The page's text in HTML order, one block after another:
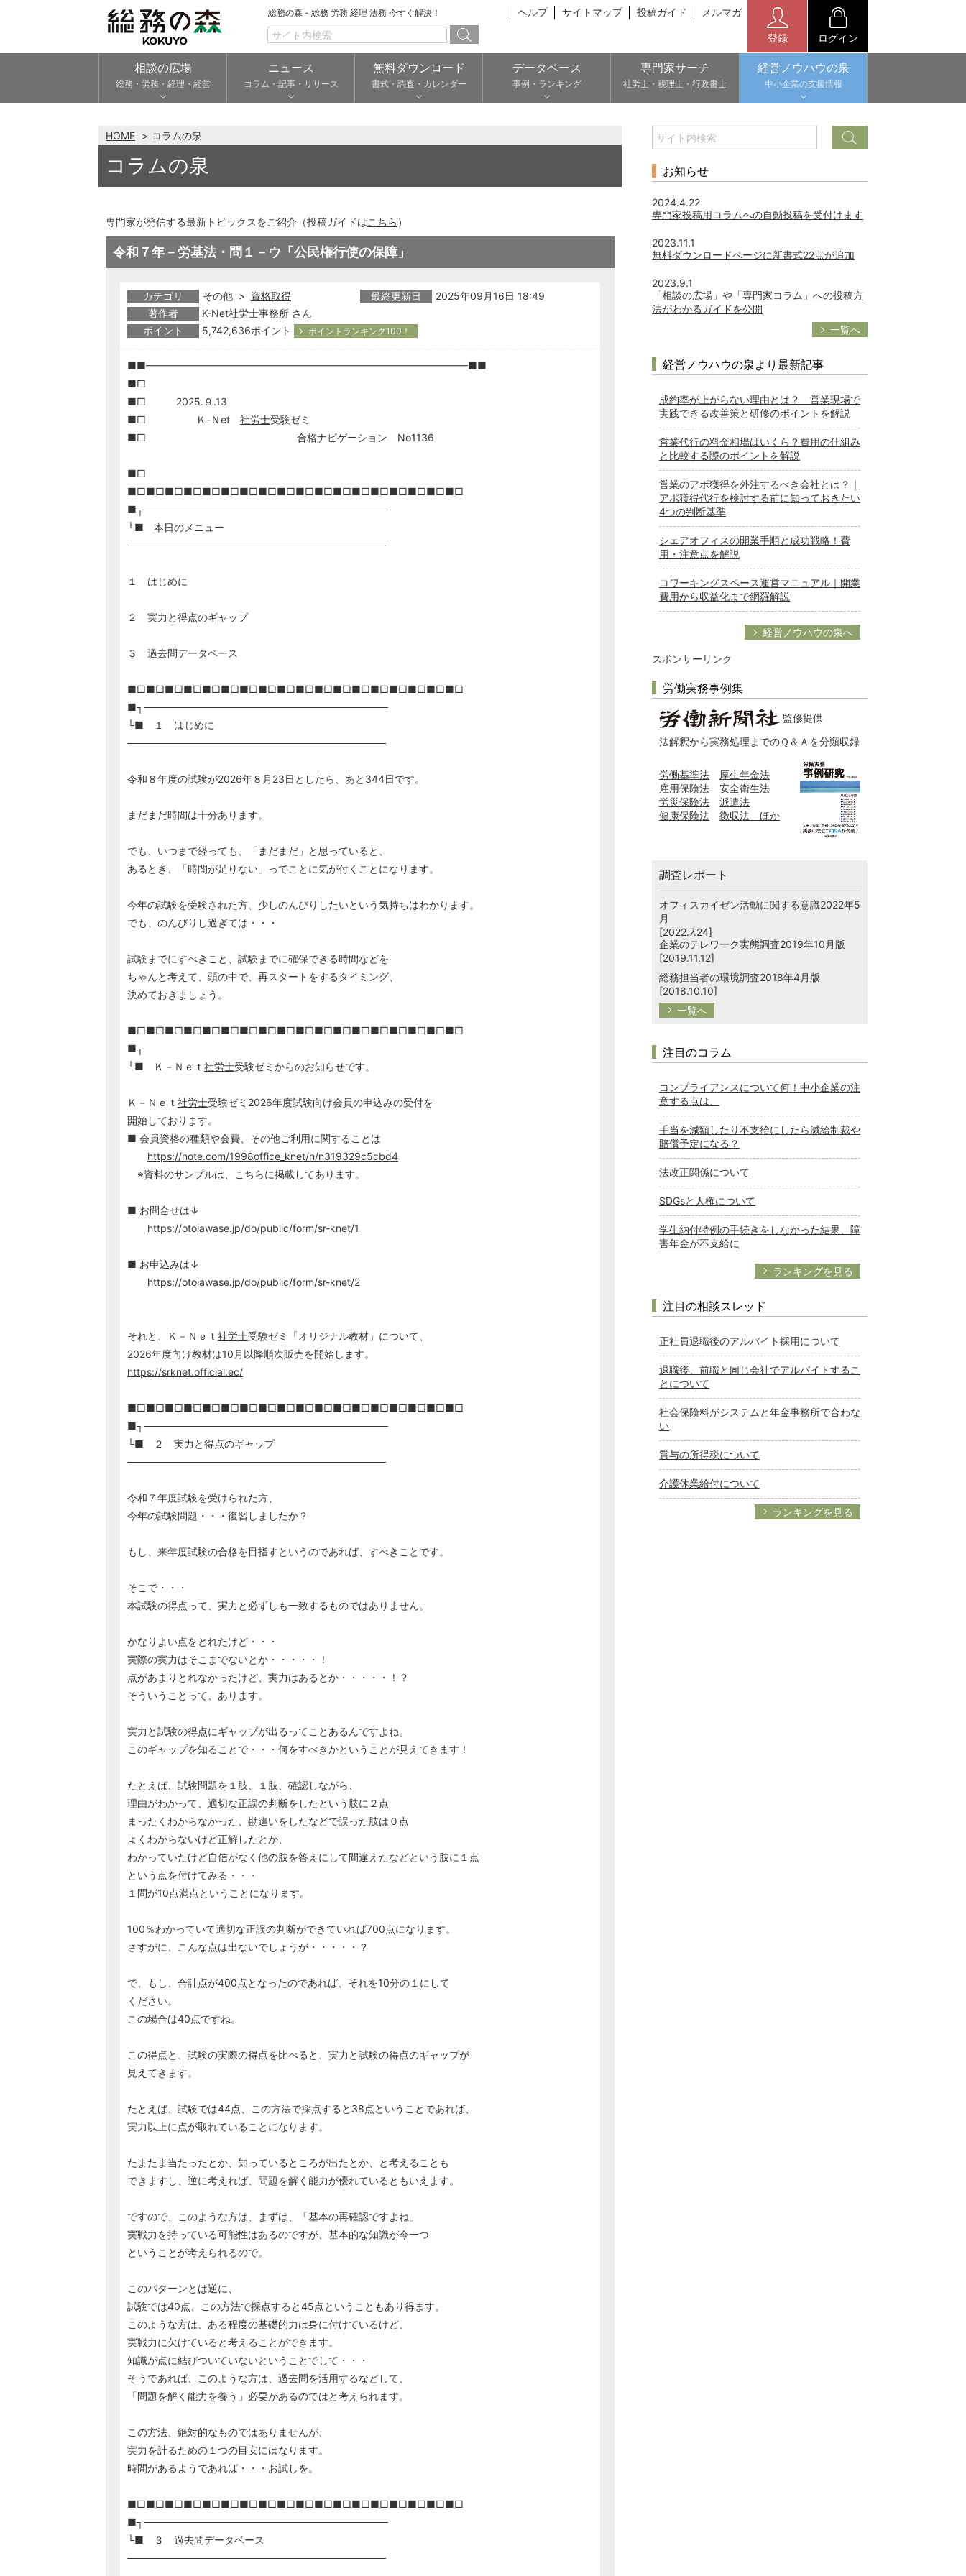
総務の森 - 総務 労務 経理 法務 今すぐ解決！ ヘルプ サイトマップ 投稿ガイド メルマガ
登録 ログイン
相談の広場
総務・労務・経理・経営
ニュース
コラム・記事・リリース
無料ダウンロード
書式・調査・カレンダー
データベース
事例・ランキング
専門家サーチ
社労士・税理士・行政書士
経営ノウハウの泉
中小企業の支援情報
HOME コラムの泉
コラムの泉
専門家が発信する最新トピックスをご紹介（投稿ガイドはこちら ）
令和７年－労基法・問１－ウ「公民権行使の保障」
カテゴリ その他 > 資格取得 最終更新日
2025年09月16日 18:49
著作者
K-Net社労士事務所 さん
ポイント
5,742,636ポイント ポイントランキング100！
■■━━━━━━━━━━━━━━━━━━━━━━━━━━━━━━━━■■
■□
■□ 2025.９.13
■□ Ｋ-Ｎet 社労士受験ゼミ
■□ 合格ナビゲーション No1136
■□
■□■□■□■□■□■□■□■□■□■□■□■□■□■□■□■□■□■□
■┐──────────────────────────────────
└■ 本日のメニュー
────────────────────────────────────
１ はじめに
２ 実力と得点のギャップ
３ 過去問データベース
■□■□■□■□■□■□■□■□■□■□■□■□■□■□■□■□■□■□
■┐──────────────────────────────────
└■ １ はじめに
────────────────────────────────────
令和８年度の試験が2026年８月23日としたら、あと344日です。
まだまだ時間は十分あります。
でも、いつまで経っても、「まだまだ」と思っていると、
あるとき、「時間が足りない」ってことに気が付くことになります。
今年の試験を受験された方、少しのんびりしたいという気持ちはわかります。
でも、のんびりし過ぎては・・・
試験までにすべきこと、試験までに確保できる時間などを
ちゃんと考えて、頭の中で、再スタートをするタイミング、
決めておきましょう。
■□■□■□■□■□■□■□■□■□■□■□■□■□■□■□■□■□■□
■┐
└■ Ｋ－Ｎｅｔ 社労士受験ゼミからのお知らせです。
Ｋ－Ｎｅｔ 社労士受験ゼミ2026年度試験向け会員の申込みの受付を
開始しております。
■ 会員資格の種類や会費、その他ご利用に関することは
https://note.com/1998office_knet/n/n319329c5cbd4
※資料のサンプルは、こちらに掲載してあります。
■ お問合せは↓
https://otoiawase.jp/do/public/form/sr-knet/1
■ お申込みは↓
https://otoiawase.jp/do/public/form/sr-knet/2
それと、Ｋ－Ｎｅｔ 社労士受験ゼミ「オリジナル教材」について、
2026年度向け教材は10月以降順次販売を開始します。
https://srknet.official.ec/
■□■□■□■□■□■□■□■□■□■□■□■□■□■□■□■□■□■□
■┐──────────────────────────────────
└■ ２ 実力と得点のギャップ
────────────────────────────────────
令和７年度試験を受けられた方、
今年の試験問題・・・復習しましたか？
もし、来年度試験の合格を目指すというのであれば、すべきことです。
そこで・・・
本試験の得点って、実力と必ずしも一致するものではありません。
かなりよい点をとれたけど・・・
実際の実力はそこまでないとか・・・・・！
点があまりとれなかったけど、実力はあるとか・・・・・！？
そういうことって、あります。
実力と試験の得点にギャップが出るってことあるんですよね。
このギャップを知ることで・・・何をすべきかということが見えてきます！
たとえば、試験問題を１肢、１肢、確認しながら、
理由がわかって、適切な正誤の判断をしたという肢に２点
まったくわからなかった、勘違いをしたなどで誤った肢は０点
よくわからないけど正解したとか、
わかっていたけど自信がなく他の肢を答えにして間違えたなどという肢に１点
という点を付けてみる・・・
１問が10点満点ということになります。
100％わかっていて適切な正誤の判断ができていれば700点になります。
さすがに、こんな点は出ないでしょうが・・・・・？
で、もし、合計点が400点となったのであれば、それを10分の１にして
ください。
この場合は40点ですね。
この得点と、試験の実際の得点を比べると、実力と試験の得点のギャップが
見えてきます。
たとえば、試験では44点、この方法で採点すると38点ということであれば、
実力以上に点が取れていることになります。
たまたま当たったとか、知っているところが出たとか、と考えることも
できますし、逆に考えれば、問題を解く能力が優れているともいえます。
ですので、このような方は、まずは、「基本の再確認ですよね」
実戦力を持っている可能性はあるのですが、基本的な知識が今一つ
ということが考えられるので。
このパターンとは逆に、
試験では40点、この方法で採点すると45点ということもあり得ます。
このような方は、ある程度の基礎的力は身に付けているけど、
実戦力に欠けていると考えることができます。
知識が点に結びついていないということでして・・・
そうであれば、このような方は、過去問を活用するなどして、
「問題を解く能力を養う」必要があるのではと考えられます。
この方法、絶対的なものではありませんが、
実力を計るための１つの目安にはなります。
時間があるようであれば・・・お試しを。
■□■□■□■□■□■□■□■□■□■□■□■□■□■□■□■□■□■□
■┐──────────────────────────────────
└■ ３ 過去問データベース
────────────────────────────────────
お知らせ
2024.4.22
専門家投稿用コラムへの自動投稿を受付けます
2023.11.1
無料ダウンロードページに新書式22点が追加
2023.9.1
「相談の広場」や「専門家コラム」への投稿方
法がわかるガイドを公開
一覧へ
経営ノウハウの泉より最新記事
成約率が上がらない理由とは？ 営業現場で
実践できる改善策と研修のポイントを解説
営業代行の料金相場はいくら？費用の仕組み
と比較する際のポイントを解説
営業のアポ獲得を外注するべき会社とは？｜
アポ獲得代行を検討する前に知っておきたい
4つの判断基準
シェアオフィスの開業手順と成功戦略！費
用・注意点を解説
コワーキングスペース運営マニュアル｜開業
費用から収益化まで網羅解説
経営ノウハウの泉へ
スポンサーリンク
労働実務事例集
監修提供
法解釈から実務処理までのＱ＆Ａを分類収録
労働基準法
厚生年金法
雇用保険法
安全衛生法
労災保険法
派遣法
健康保険法
徴収法 ほか
調査レポート
オフィスカイゼン活動に関する意識2022年5
月
[2022.7.24]
企業のテレワーク実態調査2019年10月版
[2019.11.12]
総務担当者の環境調査2018年4月版
[2018.10.10]
一覧へ
注目のコラム
コンプライアンスについて何！中小企業の注
意する点は、
手当を減額したり不支給にしたら減給制裁や
賠償予定になる？
法改正関係について
SDGsと人権について
学生納付特例の手続きをしなかった結果、障
害年金が不支給に
ランキングを見る
注目の相談スレッド
正社員退職後のアルバイト採用について
退職後、前職と同じ会社でアルバイトするこ
とについて
社会保険料がシステムと年金事務所で合わな
い
賞与の所得税について
介護休業給付について
ランキングを見る